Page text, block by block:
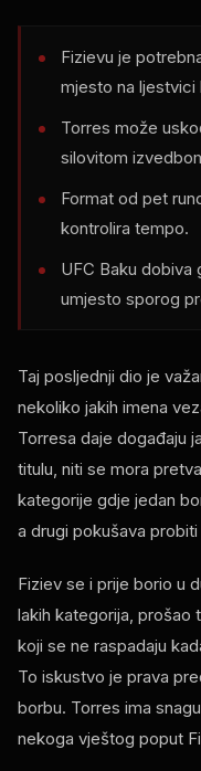
Fizievu je
mjesto na ljestvici
Torres može
silovitom
Format od pet
kontrolira tempo.
UFC Baku dobiva
umjesto sporog
Taj posljednji dio je
nekoliko jakih imena
Torresa daje događaju
titulu, niti se mora
kategorije gdje jedan
a drugi pokušava probiti
Fiziev se i prije borio u
lakih kategorija, prošao
koji se ne raspadaju
To iskustvo je prava
borbu. Torres ima
nekoga vještog poput